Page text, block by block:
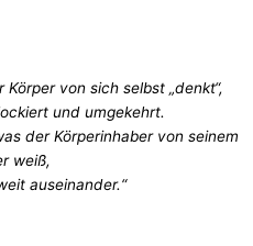
von sich selbst „denkt“,
und umgekehrt.
der Körperinhaber von seinem
weiß,
auseinander.“